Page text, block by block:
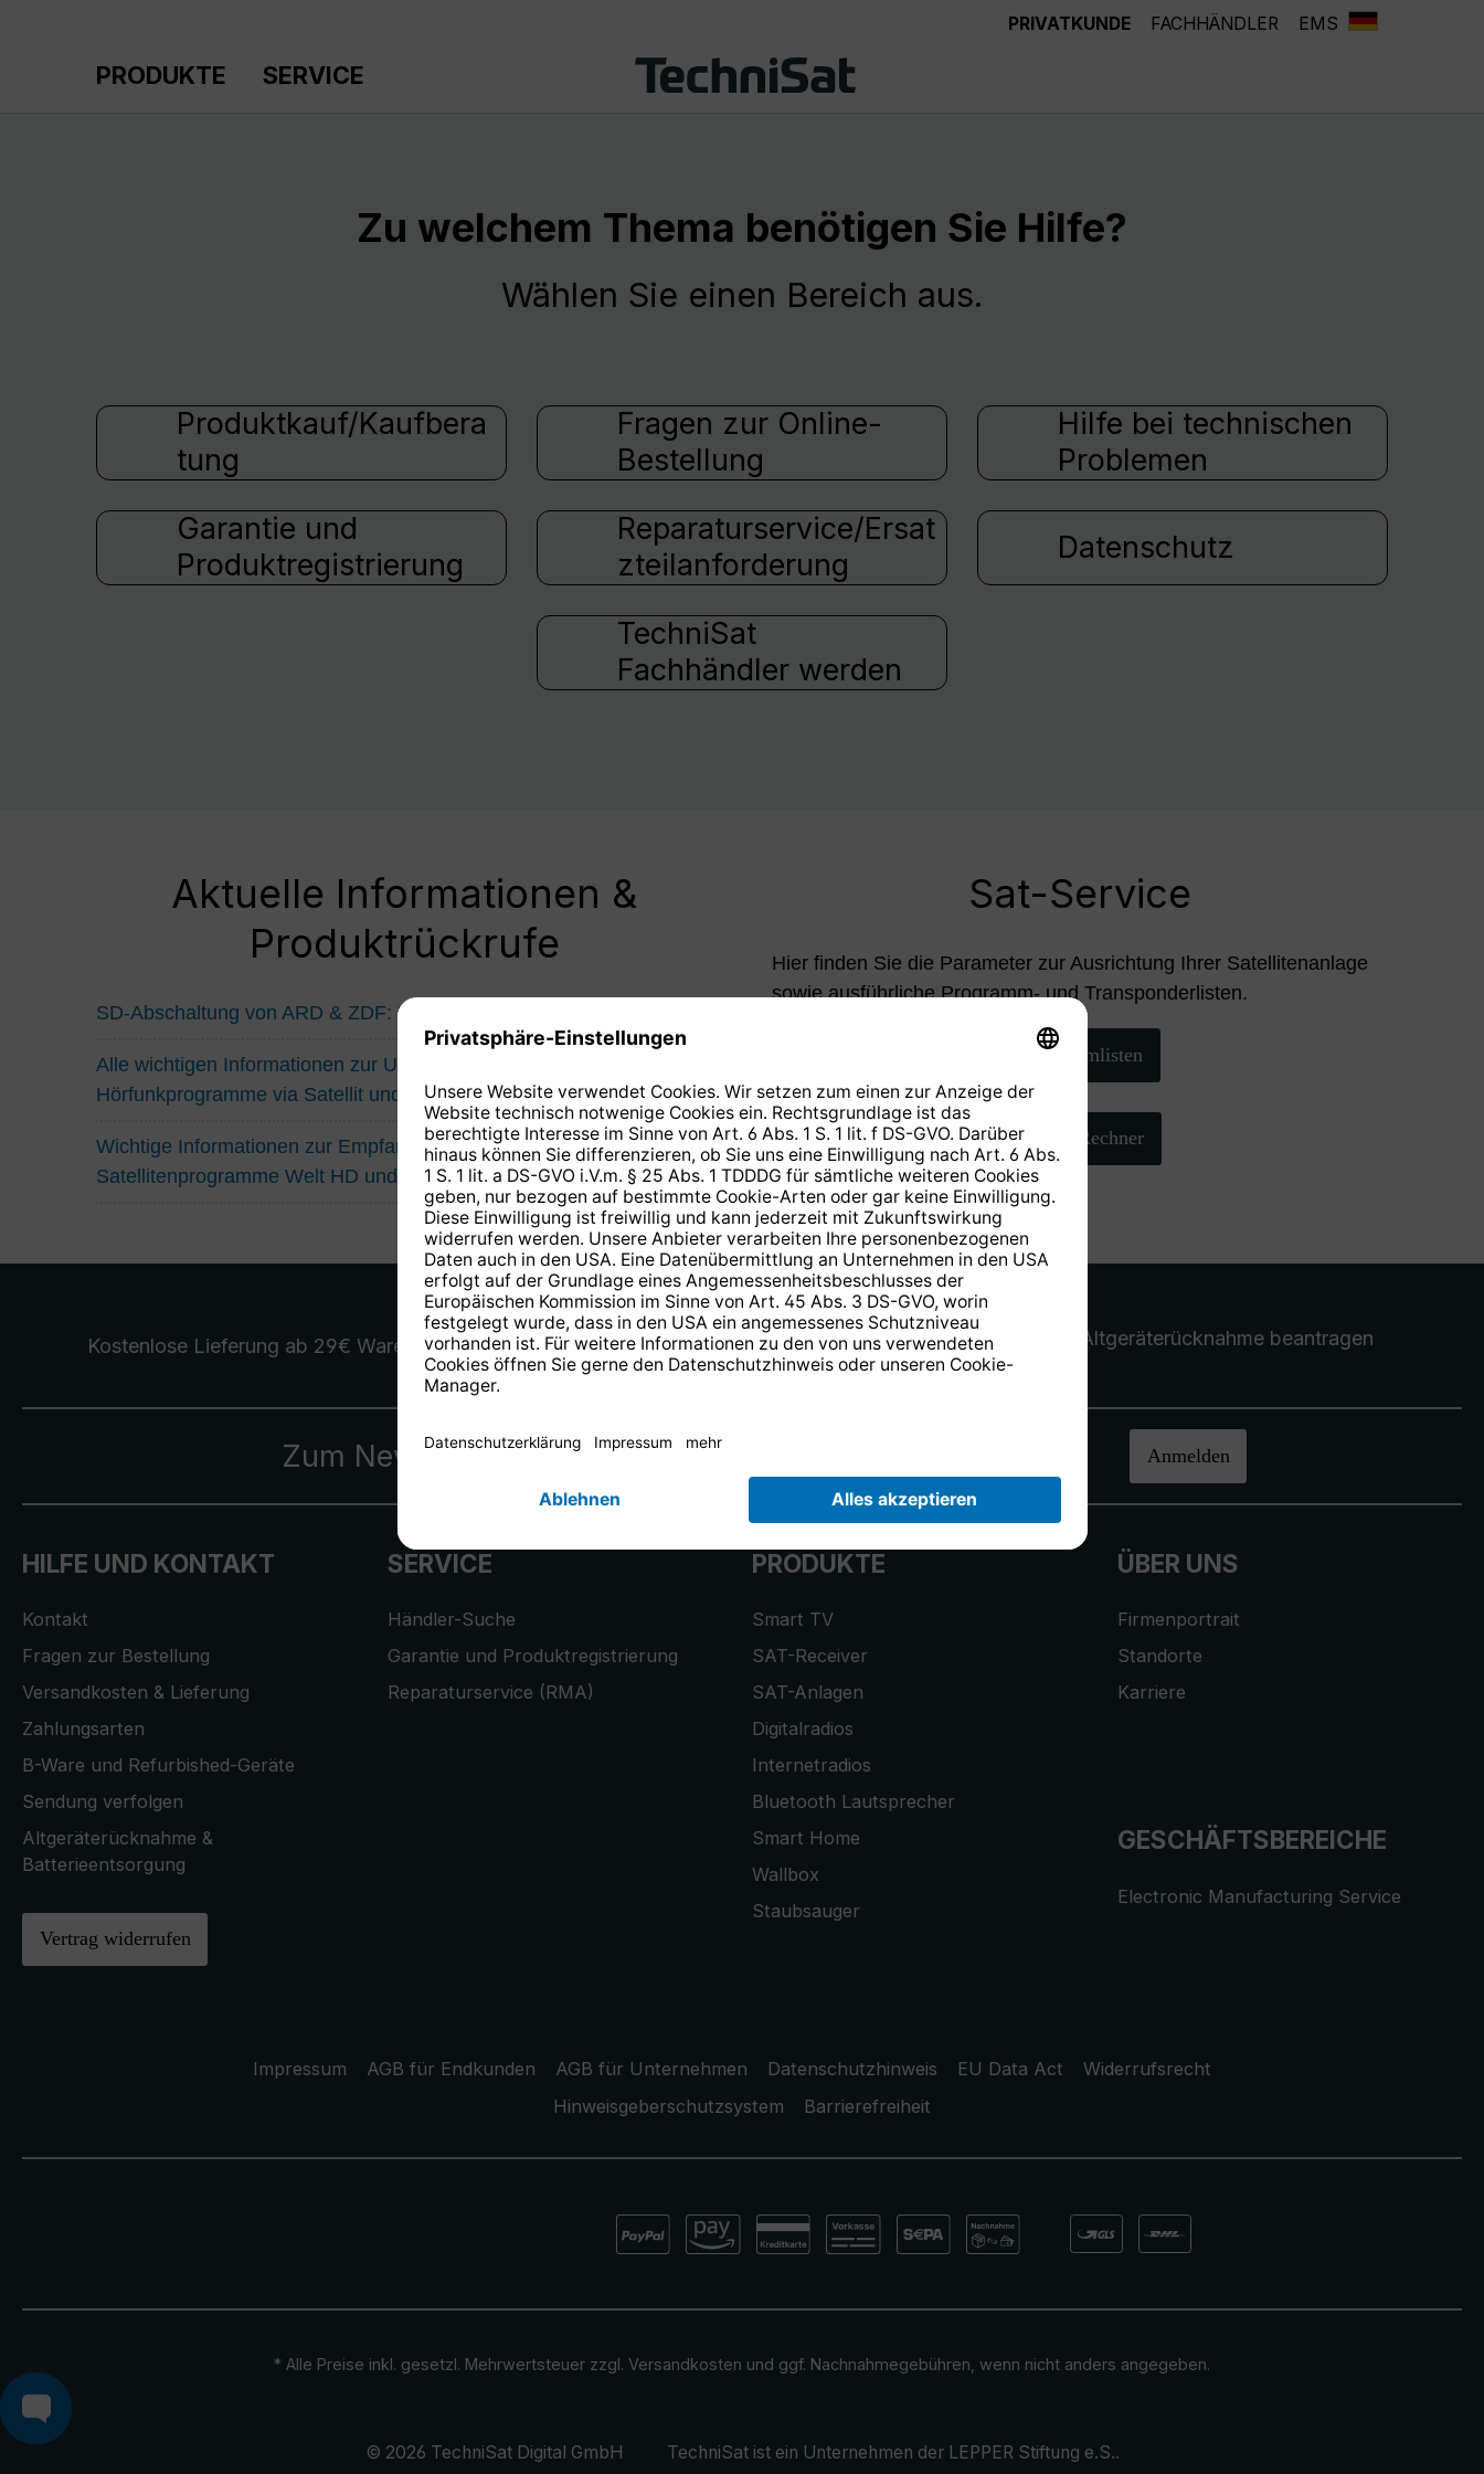
PRIVATKUNDE FACHHÄNDLER EMS
PRODUKTE SERVICE
Zu welchem Thema benötigen Sie Hilfe?
Wählen Sie einen Bereich aus.
Produktkauf/Kaufbera
tung
Fragen zur Online-
Bestellung
Hilfe bei technischen
Problemen
Garantie und
Produktregistrierung
Reparaturservice/Ersat
zteilanforderung
Datenschutz
TechniSat
Fachhändler werden
Aktuelle Informationen &
Produktrückrufe
SD-Abschaltung von ARD & ZDF: Das müssen Sie wissen
Alle wichtigen Informationen zur Umstellung der ARD-
Hörfunkprogramme via Satellit und Kabel
Wichtige Informationen zur Empfangssituation der
Satellitenprogramme Welt HD und Eurosport HD
Sat-Service
Hier finden Sie die Parameter zur Ausrichtung Ihrer Satellitenanlage
sowie ausführliche Programm- und Transponderlisten.
Programmlisten
AZ/EL-Rechner
Kostenlose Lieferung ab 29€ Warenwert 14 Tage kostenloseRücksendung. Altgeräterücknahme beantragen
Zum Newsletter anmelden und Anmelden
HILFE UND KONTAKT
Kontakt
Fragen zur Bestellung
Versandkosten & Lieferung
Zahlungsarten
B-Ware und Refurbished-Geräte
Sendung verfolgen
Altgeräterücknahme &
Batterieentsorgung
Vertrag widerrufen
SERVICE
Händler-Suche
Garantie und Produktregistrierung
Reparaturservice (RMA)
PRODUKTE
Smart TV
SAT-Receiver
SAT-Anlagen
Digitalradios
Internetradios
Bluetooth Lautsprecher
Smart Home
Wallbox
Staubsauger
ÜBER UNS
Firmenportrait
Standorte
Karriere
GESCHÄFTSBEREICHE
Electronic Manufacturing Service
Impressum AGB für Endkunden AGB für Unternehmen Datenschutzhinweis EU Data Act
Widerrufsrecht
Hinweisgeberschutzsystem
Barrierefreiheit
* Alle Preise inkl. gesetzl. Mehrwertsteuer zzgl. Versandkosten und ggf. Nachnahmegebühren, wenn nicht anders angegeben.
© 2026 TechniSat Digital GmbH TechniSat ist ein Unternehmen der LEPPER Stiftung e.S..